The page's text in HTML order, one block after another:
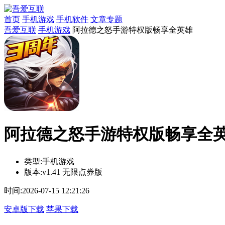
首页 手机游戏 手机软件 文章专题
吾爱互联 手机游戏 阿拉德之怒手游特权版畅享全英雄
阿拉德之怒手游特权版畅享全
类型:手机游戏
版本:v1.41 无限点券版
时间:2026-07-15 12:21:26
安卓版下载 苹果下载